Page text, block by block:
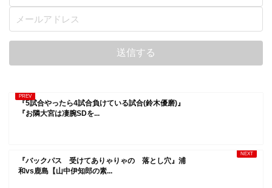
『5試合やったら4試合負けている試合(鈴木優磨)』
『お隣大宮は凄腕SDを...
『バックパス 受けてありゃりゃの 落とし穴』浦
和vs鹿島【山中伊知郎の素...